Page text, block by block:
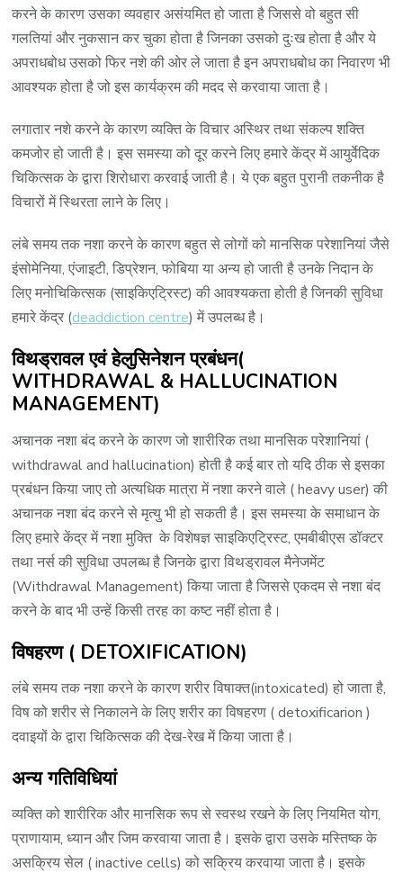
करने के कारण उसका व्यवहार असंयमित हो जाता है जिससे वो बहुत सी
गलतियां और नुकसान कर चुका होता है जिनका उसको दुःख होता है और ये
अपराधबोध उसको फिर नशे की ओर ले जाता है इन अपराधबोध का निवारण भी
आवश्यक होता है जो इस कार्यक्रम की मदद से करवाया जाता है।
लगातार नशे करने के कारण व्यक्ति के विचार अस्थिर तथा संकल्प शक्ति
कमजोर हो जाती है। इस समस्या को दूर करने लिए हमारे केंद्र में आयुर्वेदिक
चिकित्सक के द्वारा शिरोधारा करवाई जाती है। ये एक बहुत पुरानी तकनीक है
विचारों में स्थिरता लाने के लिए।
लंबे समय तक नशा करने के कारण बहुत से लोगों को मानसिक परेशानियां जैसे
इंसोमेनिया, एंजाइटी, डिप्रेशन, फोबिया या अन्य हो जाती है उनके निदान के
लिए मनोचिकित्सक (साइकिएट्रिस्ट) की आवश्यकता होती है जिनकी सुविधा
हमारे केंद्र (deaddiction centre) में उपलब्ध है।
विथड्रावल एवं हेलुसिनेशन प्रबंधन(
WITHDRAWAL & HALLUCINATION
MANAGEMENT)
अचानक नशा बंद करने के कारण जो शारीरिक तथा मानसिक परेशानियां (
withdrawal and hallucination) होती है कई बार तो यदि ठीक से इसका
प्रबंधन किया जाए तो अत्यधिक मात्रा में नशा करने वाले ( heavy user) की
अचानक नशा बंद करने से मृत्यु भी हो सकती है। इस समस्या के समाधान के
लिए हमारे केंद्र में नशा मुक्ति के विशेषज्ञ साइकिएट्रिस्ट, एमबीबीएस डॉक्टर
तथा नर्स की सुविधा उपलब्ध है जिनके द्वारा विथड्रावल मैनेजमेंट
(Withdrawal Management) किया जाता है जिससे एकदम से नशा बंद
करने के बाद भी उन्हें किसी तरह का कष्ट नहीं होता है।
विषहरण ( DETOXIFICATION)
लंबे समय तक नशा करने के कारण शरीर विषाक्त(intoxicated) हो जाता है,
विष को शरीर से निकालने के लिए शरीर का विषहरण ( detoxificarion )
दवाइयों के द्वारा चिकित्सक की देख-रेख में किया जाता है।
अन्य गतिविधियां
व्यक्ति को शारीरिक और मानसिक रूप से स्वस्थ रखने के लिए नियमित योग,
प्राणायाम, ध्यान और जिम करवाया जाता है। इसके द्वारा उसके मस्तिष्क के
असक्रिय सेल ( inactive cells) को सक्रिय करवाया जाता है। इसके